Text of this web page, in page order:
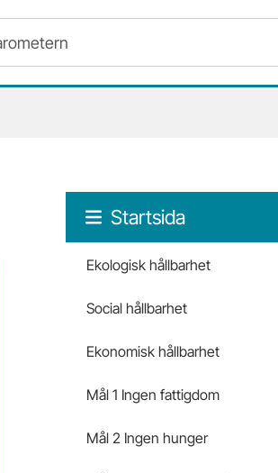
Startsida
Ekologisk hållbarhet
Social hållbarhet
Ekonomisk hållbarhet
Mål 1 Ingen fattigdom
Mål 2 Ingen hunger